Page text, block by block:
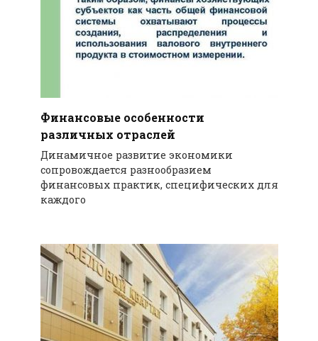
Финансовые особенности
различных отраслей
Динамичное развитие экономики
сопровождается разнообразием
финансовых практик, специфических для
каждого